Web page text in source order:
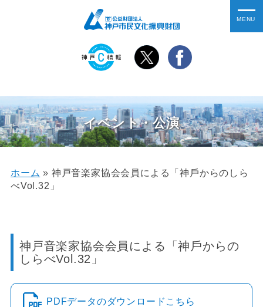
イベント・公演
ホーム » 神戸音楽家協会会員による「神⼾からのしら
べVol.32」
神戸音楽家協会会員による「神⼾からの
しらべVol.32」
PDFデータのダウンロードこちら